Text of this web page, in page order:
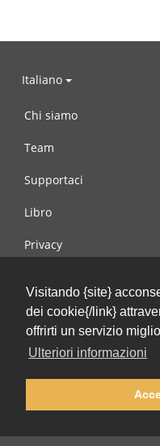
Visitando {site}
dei cookie{/link}
offrirti un servizio
Ulteriori informazioni
Italiano
Chi siamo
Team
Supportaci
Libro
Privacy
Contattaci
© 2002-